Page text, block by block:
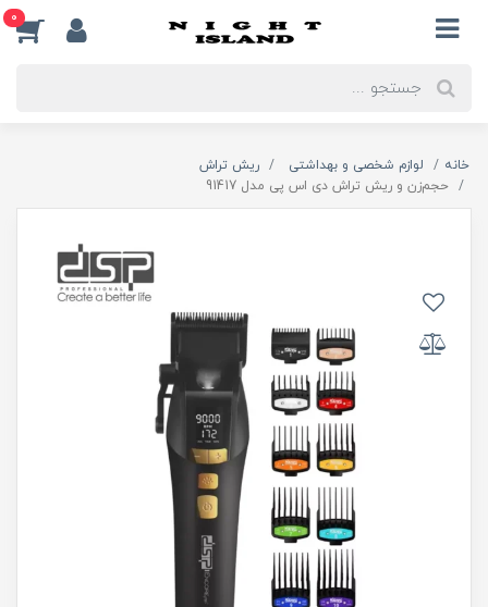
0
خانه لوازم شخصی و بهداشتی
ریش تراش
حجم‌زن و ریش تراش دی اس پی مدل 91417